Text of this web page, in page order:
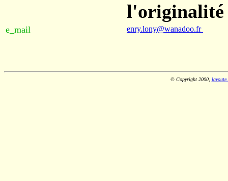
l'originalité
e_mail enry.lony@wanadoo.fr
© Copyright 2000,